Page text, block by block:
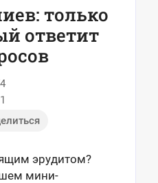
только
ответит
эрудитом?
мини-